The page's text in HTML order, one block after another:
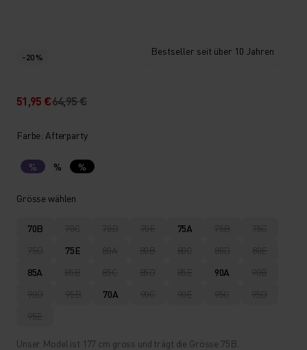
-20 %
Bestseller seit über 10 Jahren
51,95 €64,95 €
Farbe: Afterparty
% % %
Grösse wählen
70B 70C 70D 70E 75A 75B
75C
75D
75E 80A 80B 80C 80D
80E
85A
85B 85C 85D 85E 90A
90B
90D
95B 70A 90C 90E 95C
95D
95E
Unser Model ist 177 cm gross und trägt die Grösse 75B.